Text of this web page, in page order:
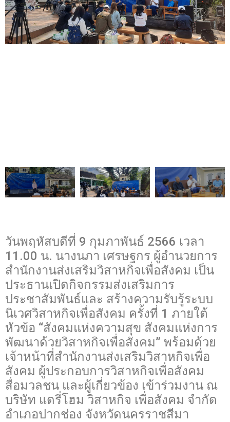
วันพฤหัสบดีที่ 9 กุมภาพันธ์ 2566 เวลา
11.00 น. นางนภา เศรษฐกร ผู้อำนวยการ
สำนักงานส่งเสริมวิสาหกิจเพื่อสังคม เป็น
ประธานเปิดกิจกรรมส่งเสริมการ
ประชาสัมพันธ์และ สร้างความรับรู้ระบบ
นิเวศวิสาหกิจเพื่อสังคม ครั้งที่ 1 ภายใต้
หัวข้อ “สังคมแห่งความสุข สังคมแห่งการ
พัฒนาด้วยวิสาหกิจเพื่อสังคม” พร้อมด้วย
เจ้าหน้าที่สำนักงานส่งเสริมวิสาหกิจเพื่อ
สังคม ผู้ประกอบการวิสาหกิจเพื่อสังคม
สื่อมวลชน และผู้เกี่ยวข้อง เข้าร่วมงาน ณ
บริษัท แดรี่โฮม วิสาหกิจ เพื่อสังคม จำกัด
อำเภอปากช่อง จังหวัดนครราชสีมา